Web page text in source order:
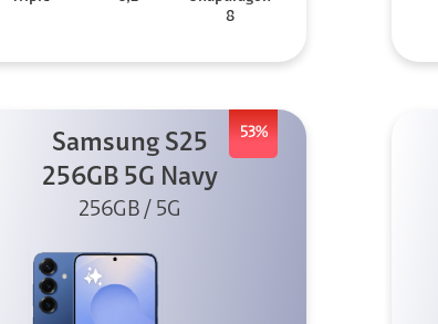
8
53%
Samsung S25
256GB 5G Navy
256GB / 5G